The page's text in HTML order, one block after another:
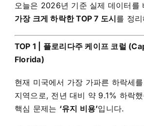
오늘은 2026년 기준 실제 데이터를
가장 크게 하락한 TOP 7 도시를 정
TOP 1 | 플로리다주 케이프 코럴
Florida)
현재 미국에서 가장 가파른 하락세
지역으로, 전년 대비 약 9.1% 하락
핵심 문제는 ‘유지 비용’입니다.